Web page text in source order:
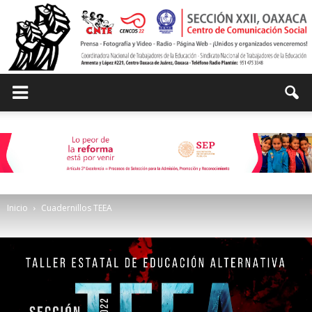
de
Social
Inicio Cuadernillos TEEA